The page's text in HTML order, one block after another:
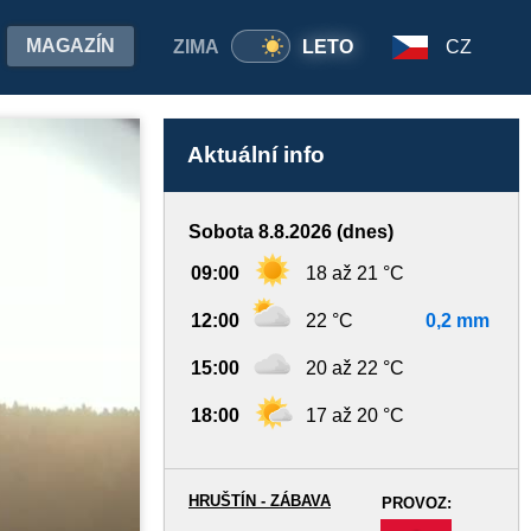
ZIMA LETO
MAGAZÍN CZ
Aktuální info
Sobota 8.8.2026 (dnes)
09:00 18 až 21 °C
12:00 22 °C 0,2 mm
15:00 20 až 22 °C
18:00 17 až 20 °C
PROVOZ:
HRUŠTÍN - ZÁBAVA